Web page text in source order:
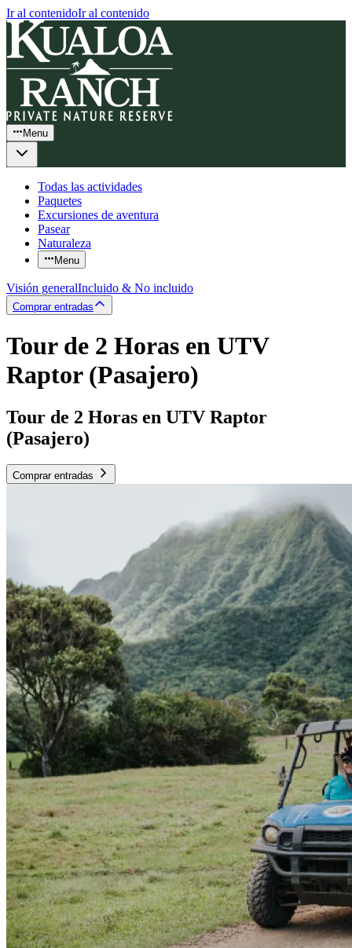
Ir al contenidoIr al contenido
Menu
Todas las actividades
Paquetes
Excursiones de aventura
Pasear
Naturaleza
Menu
Visión generalIncluido & No incluido
Comprar entradas
Tour de 2 Horas en UTV
Raptor (Pasajero)
Tour de 2 Horas en UTV Raptor
(Pasajero)
Comprar entradas